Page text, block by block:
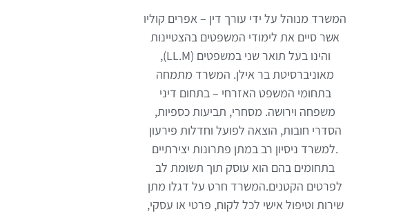
המשרד מנוהל על ידי עורך דין – אפרים קוליו
אשר סיים את לימודי המשפטים בהצטיינות
והינו בעל תואר שני במשפטים (LL.M),
מאוניברסיטת בר אילן. המשרד מתמחה
בתחומי המשפט האזרחי – בתחום דיני
משפחה וירושה. מסחרי, תביעות כספיות,
הסדרי חובות, הוצאה לפועל וחדלות פירעון
.למשרד ניסיון רב במתן פתרונות יצירתיים
בתחומים בהם הוא עוסק תוך תשומת לב
לפרטים הקטנים.המשרד חרט על דגלו מתן
שירות וטיפול אישי לכל לקוח, פרטי או עסקי,